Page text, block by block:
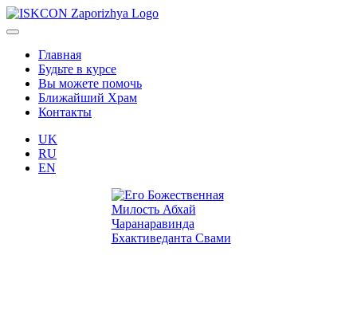
Главная
Будьте в курсе
Вы можете помочь
Ближайший Храм
Контакты
UK
RU
EN